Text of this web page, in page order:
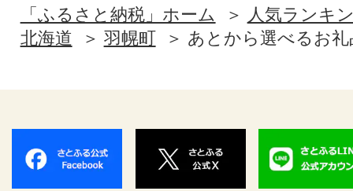
「ふるさと納税」ホーム
人気ランキ
北海道
羽幌町 あとから選べるお礼